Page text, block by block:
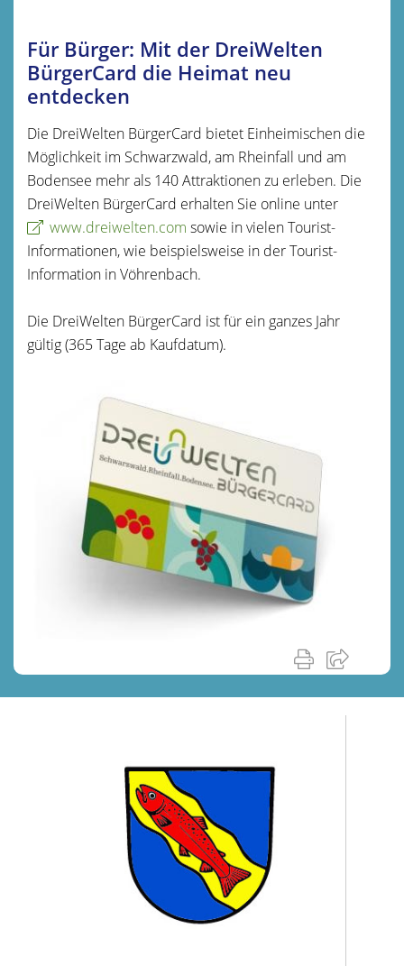
Für Bürger: Mit der DreiWelten
BürgerCard die Heimat neu
entdecken
Die DreiWelten BürgerCard bietet Einheimischen die
Möglichkeit im Schwarzwald, am Rheinfall und am
Bodensee mehr als 140 Attraktionen zu erleben. Die
DreiWelten BürgerCard erhalten Sie online unter
www.dreiwelten.com sowie in vielen Tourist-
Informationen, wie beispielsweise in der Tourist-
Information in Vöhrenbach.
Die DreiWelten BürgerCard ist für ein ganzes Jahr
gültig (365 Tage ab Kaufdatum).